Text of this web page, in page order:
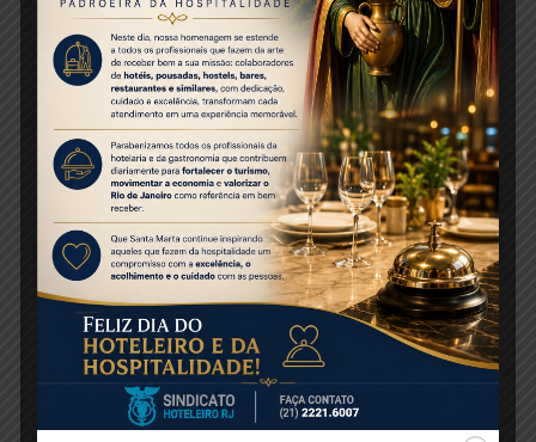
retomada gradual das viagens aéreas e a
recuperação do setor. “As pessoas já estão
voltando a voar. Renovamos nossos protocolos
de segurança e higienização das aeronaves e
dispomos dos mais modernos equipamentos
de renovação de ar, como os filtros HEPA, com
o intuito de oferecer mais tranquilidade aos
passageiros. Com essas medidas e os demais
avanços no combate à pandemia, as pessoas
estão recuperando a confiança em viajar e
vemos grande oportunidades”, acrescentou
Alexandre.